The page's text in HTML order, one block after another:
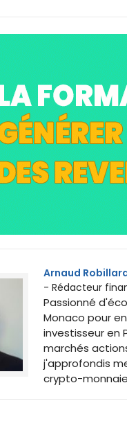
Arnaud
- Rédacteur
Passionné
Monaco pour
investisseur en
marchés
j'approfondis
crypto-